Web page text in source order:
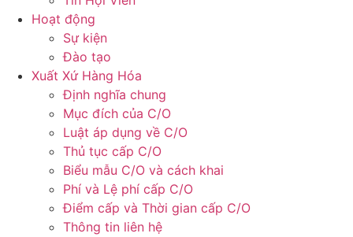
Hoạt động
Sự kiện
Đào tạo
Xuất Xứ Hàng Hóa
Định nghĩa chung
Mục đích của C/O
Luật áp dụng về C/O
Thủ tục cấp C/O
Biểu mẫu C/O và cách khai
Phí và Lệ phí cấp C/O
Điểm cấp và Thời gian cấp C/O
Thông tin liên hệ